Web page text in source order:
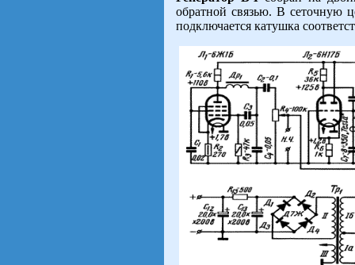
обратной связью. В сеточную
подключается катушка